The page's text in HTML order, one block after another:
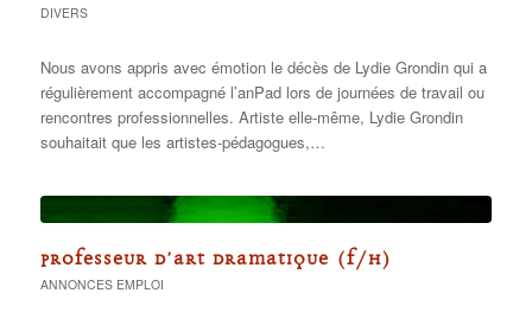
DIVERS
Nous avons appris avec émotion le décès de Lydie Grondin qui a
régulièrement accompagné l’anPad lors de journées de travail ou
rencontres professionnelles. Artiste elle-même, Lydie Grondin
souhaitait que les artistes-pédagogues,…
PROFESSEUR D’ART DRAMATIQUE (F/H)
ANNONCES EMPLOI